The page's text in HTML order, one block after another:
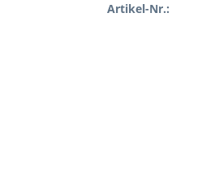
Artikel-Nr.: